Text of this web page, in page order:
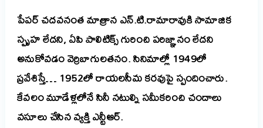
పేపర్ చదవనంత మాత్రాన ఎన్.టి.రామారావుకి సామాజిక
స్పృహ లేదని, ఏపి పాలిటిక్స్ గురించి పరిజ్ఞానం లేదని
అనుకోవడం వెర్రిబాగులతనం.సినిమాల్లో 1949లో
ప్రవేశిస్తే… 1952లో రాయలసీమ కరవుపై స్పందించారు.
కేవలం మూడేళ్లలోనే సినీ నటుల్ని సమీకరించి చందాలు
వసూలు చేసిన వ్యక్తి ఎన్టీఆర్.